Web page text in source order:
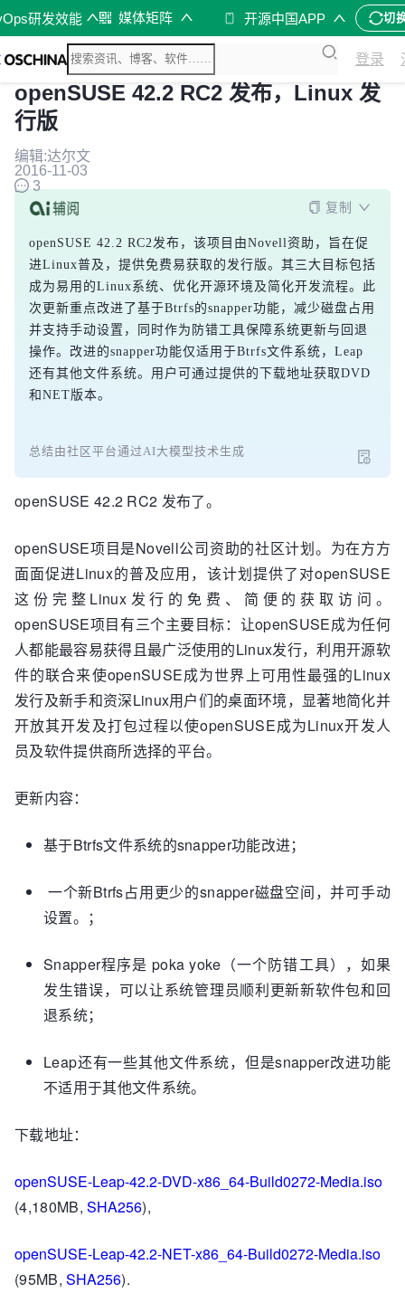
研发效能 媒体矩阵 开源中国APP 切
登录
openSUSE 42.2 RC2 发布，Linux 发
行版
编辑:达尔文
2016-11-03
3
复制
openSUSE 42.2 RC2发布，该项目由Novell资助，旨在促
进Linux普及，提供免费易获取的发行版。其三大目标包括
成为易用的Linux系统、优化开源环境及简化开发流程。此
次更新重点改进了基于Btrfs的snapper功能，减少磁盘占用
并支持手动设置，同时作为防错工具保障系统更新与回退
操作。改进的snapper功能仅适用于Btrfs文件系统，Leap
还有其他文件系统。用户可通过提供的下载地址获取DVD
和NET版本。
总结由社区平台通过AI大模型技术生成
openSUSE 42.2 RC2 发布了。
openSUSE项目是Novell公司资助的社区计划。为在方方
面面促进Linux的普及应用，该计划提供了对openSUSE
这份完整Linux发行的免费、简便的获取访问。
openSUSE项目有三个主要目标：让openSUSE成为任何
人都能最容易获得且最广泛使用的Linux发行，利用开源软
件的联合来使openSUSE成为世界上可用性最强的Linux
发行及新手和资深Linux用户们的桌面环境，显著地简化并
开放其开发及打包过程以使openSUSE成为Linux开发人
员及软件提供商所选择的平台。
更新内容：
基于Btrfs文件系统的snapper功能改进；
一个新Btrfs占用更少的snapper磁盘空间，并可手动
设置。；
Snapper程序是 poka yoke（一个防错工具），如果
发生错误，可以让系统管理员顺利更新新软件包和回
退系统；
Leap还有一些其他文件系统，但是snapper改进功能
不适用于其他文件系统。
下载地址：
openSUSE-Leap-42.2-DVD-x86_64-Build0272-Media.iso
(4,180MB,SHA256),
openSUSE-Leap-42.2-NET-x86_64-Build0272-Media.iso
(95MB,SHA256).